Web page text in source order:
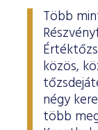
Több
közös,
négy
több